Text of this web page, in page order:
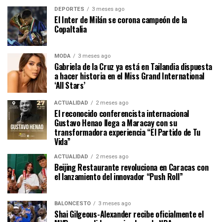
DEPORTES 3 meses ago
El Inter de Milán se corona campeón de la
CopaItalia
MODA 3 meses ago
Gabriela de la Cruz ya está en Tailandia dispuesta
a hacer historia en el Miss Grand International
‘All Stars’
ACTUALIDAD 2 meses ago
El reconocido conferencista internacional
Gustavo Henao llega a Maracay con su
transformadora experiencia “El Partido de Tu
Vida”
ACTUALIDAD 2 meses ago
Beijing Restaurante revoluciona en Caracas con
el lanzamiento del innovador “Push Roll”
BALONCESTO 3 meses ago
Shai Gilgeous-Alexander recibe oficialmente el